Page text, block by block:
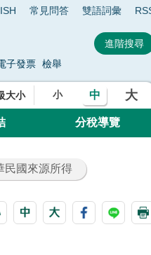
常見問答 雙語詞彙
子發票 檢舉
大小 小 中 大
分稅導覽
民國來源所得